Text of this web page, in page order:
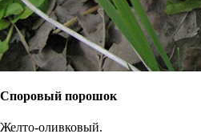
Споровый порошок
Желто-оливковый.